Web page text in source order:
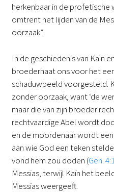
herkenbaar in de profetische
omtrent het lijden van de
oorzaak”.
In de geschiedenis van Kaïn
broederhaat ons voor het
schaduwbeeld voorgesteld.
zonder oorzaak, want ‘de
maar die van zijn broeder
rechtvaardige Abel wordt
en de moordenaar wordt
aan wie God een teken
vond hem zou doden (Gen.
Messias, terwijl Kaïn het
Messias weergeeft.